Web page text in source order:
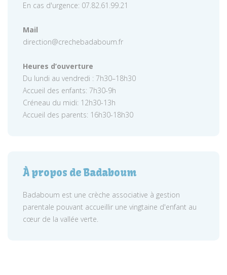
En cas d'urgence: 07.82.61.99.21
Mail
direction@crechebadaboum.fr
Heures d’ouverture
Du lundi au vendredi : 7h30–18h30
Accueil des enfants: 7h30-9h
Créneau du midi: 12h30-13h
Accueil des parents: 16h30-18h30
À propos de Badaboum
Badaboum est une crèche associative à gestion
parentale pouvant accueillir une vingtaine d'enfant au
cœur de la vallée verte.